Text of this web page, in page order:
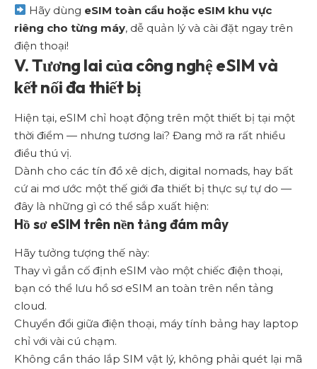
Hãy dùng eSIM toàn cầu hoặc eSIM khu vực
riêng cho từng máy, dễ quản lý và cài đặt ngay trên
điện thoại!
V. Tương lai của công nghệ eSIM và
kết nối đa thiết bị
Hiện tại, eSIM chỉ hoạt động trên một thiết bị tại một
thời điểm — nhưng tương lai? Đang mở ra rất nhiều
điều thú vị.
Dành cho các tín đồ xê dịch, digital nomads, hay bất
cứ ai mơ ước một thế giới đa thiết bị thực sự tự do —
đây là những gì có thể sắp xuất hiện:
Hồ sơ eSIM trên nền tảng đám mây
Hãy tưởng tượng thế này:
Thay vì gắn cố định eSIM vào một chiếc điện thoại,
bạn có thể lưu hồ sơ eSIM an toàn trên nền tảng
cloud.
Chuyển đổi giữa điện thoại, máy tính bảng hay laptop
chỉ với vài cú chạm.
Không cần tháo lắp SIM vật lý, không phải quét lại mã